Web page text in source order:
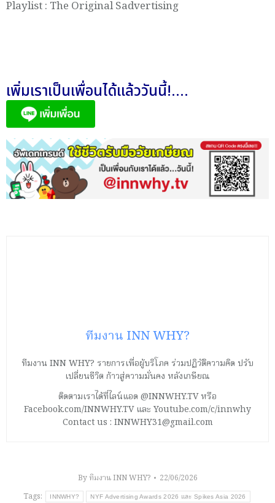
Playlist : The Original Sadvertising
เพิ่มเราเป็นเพื่อนได้แล้ววันนี้!....
ทีมงาน INN WHY?
ทีมงาน INN WHY? รายการเพื่อผู้บริโภค ร่วมปฏิวัติความคิด ปรับ
เปลี่ยนชีวิต ก้าวสู่ความมั่นคง หลังเกษียณ
ติดตามเราได้ที่ไลน์แอด @INNWHY.TV หรือ
Facebook.com/INNWHY.TV และ Youtube.com/c/innwhy
Contact us : INNWHY31@gmail.com
Byทีมงาน INN WHY?
22/06/2026
Tags:
INNWHY? NYF Advertising Awards 2026 และ Spikes Asia 2026